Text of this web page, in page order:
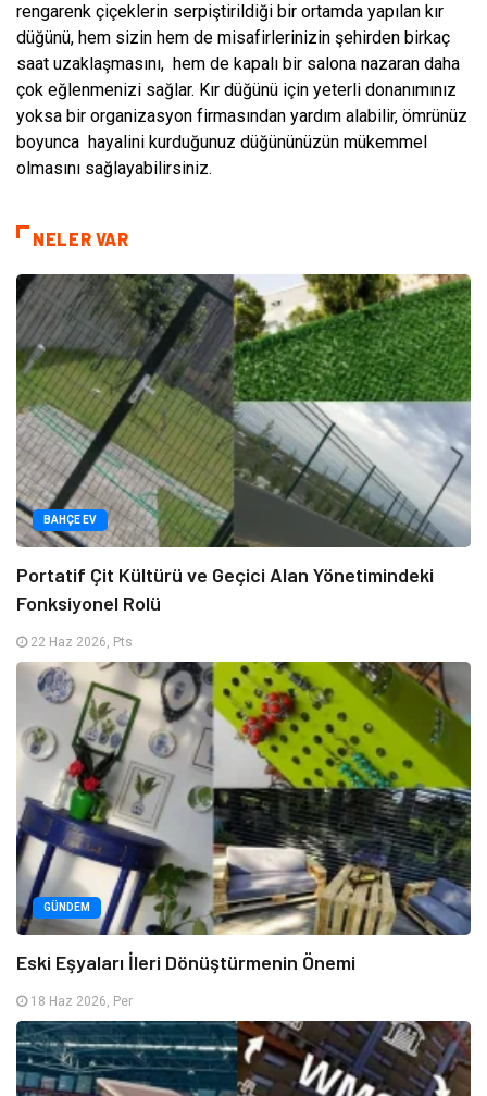
rengarenk çiçeklerin serpiştirildiği bir ortamda yapılan kır
düğünü, hem sizin hem de misafirlerinizin şehirden birkaç
saat uzaklaşmasını, hem de kapalı bir salona nazaran daha
çok eğlenmenizi sağlar. Kır düğünü için yeterli donanımınız
yoksa bir organizasyon firmasından yardım alabilir, ömrünüz
boyunca hayalini kurduğunuz düğününüzün mükemmel
olmasını sağlayabilirsiniz.
NELER VAR
BAHÇE EV
Portatif Çit Kültürü ve Geçici Alan Yönetimindeki
Fonksiyonel Rolü
22 Haz 2026, Pts
GÜNDEM
Eski Eşyaları İleri Dönüştürmenin Önemi
18 Haz 2026, Per